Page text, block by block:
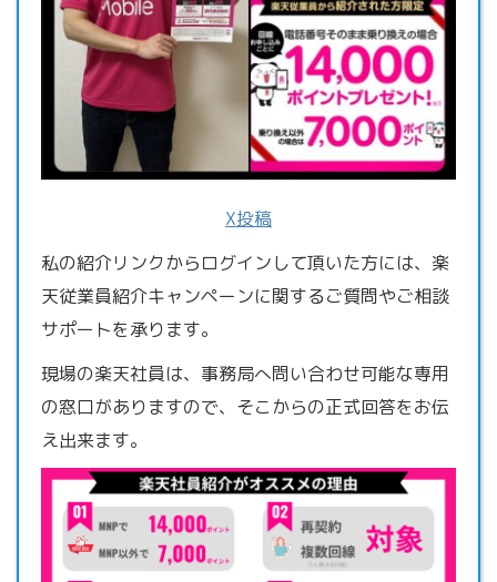
X投稿
私の紹介リンクからログインして頂いた方には、楽
天従業員紹介キャンペーンに関するご質問やご相談
サポートを承ります。
現場の楽天社員は、事務局へ問い合わせ可能な専用
の窓口がありますので、そこからの正式回答をお伝
え出来ます。